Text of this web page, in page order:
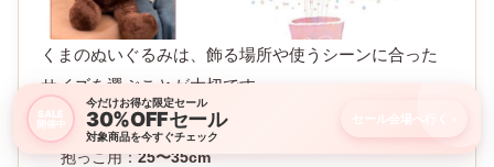
SALE
開催中
今だけお得な限定セール
30%OFFセール
対象商品を今すぐチェック
セール会場へ行く
くまのぬいぐるみは、飾る場所や使うシーンに合った
サイズを選ぶことが大切です。
飾りやすい： 15〜20cm
抱っこ用： 25〜35cm